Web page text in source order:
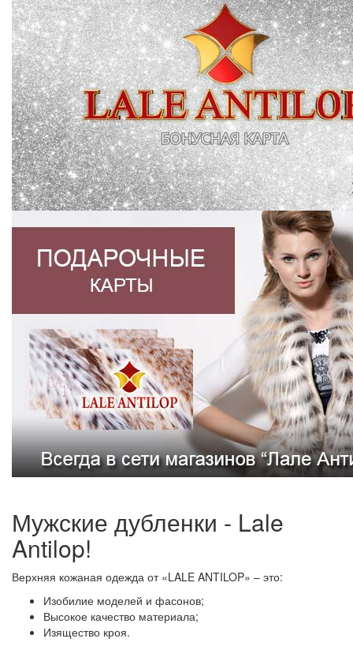
Мужские дубленки - Lale
Antilop!
Верхняя кожаная одежда от «LALE ANTILOP» – это:
Изобилие моделей и фасонов;
Высокое качество материала;
Изящество кроя.